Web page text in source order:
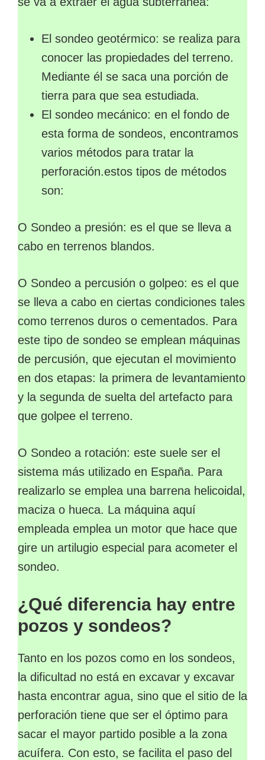
El sondeo geotérmico: se realiza para
conocer las propiedades del terreno.
Mediante él se saca una porción de
tierra para que sea estudiada.
El sondeo mecánico: en el fondo de
esta forma de sondeos, encontramos
varios métodos para tratar la
perforación.estos tipos de métodos
son:
O Sondeo a presión: es el que se lleva a
cabo en terrenos blandos.
O Sondeo a percusión o golpeo: es el que
se lleva a cabo en ciertas condiciones tales
como terrenos duros o cementados. Para
este tipo de sondeo se emplean máquinas
de percusión, que ejecutan el movimiento
en dos etapas: la primera de levantamiento
y la segunda de suelta del artefacto para
que golpee el terreno.
O Sondeo a rotación: este suele ser el
sistema más utilizado en España. Para
realizarlo se emplea una barrena helicoidal,
maciza o hueca. La máquina aquí
empleada emplea un motor que hace que
gire un artilugio especial para acometer el
sondeo.
¿Qué diferencia hay entre
pozos y sondeos?
Tanto en los pozos como en los sondeos,
la dificultad no está en excavar y excavar
hasta encontrar agua, sino que el sitio de la
perforación tiene que ser el óptimo para
sacar el mayor partido posible a la zona
acuífera. Con esto, se facilita el paso del